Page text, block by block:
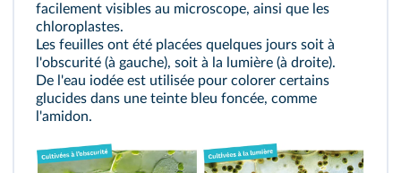
facilement visibles au microscope, ainsi que les
chloroplastes.
Les feuilles ont été placées quelques jours soit à
l'obscurité (à gauche), soit à la lumière (à droite).
De l'eau iodée est utilisée pour colorer certains
glucides dans une teinte bleu foncée, comme
l'amidon.